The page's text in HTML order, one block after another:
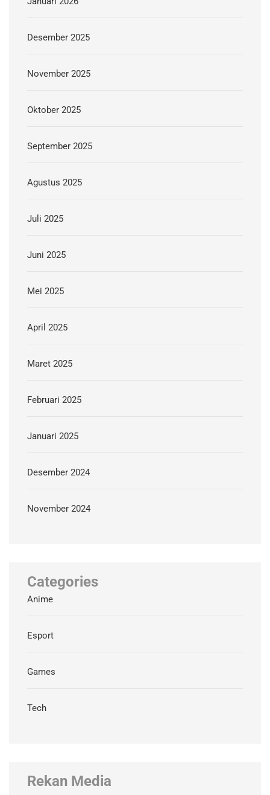
Desember 2025
November 2025
Oktober 2025
September 2025
Agustus 2025
Juli 2025
Juni 2025
Mei 2025
April 2025
Maret 2025
Februari 2025
Januari 2025
Desember 2024
November 2024
Categories
Anime
Esport
Games
Tech
Rekan Media